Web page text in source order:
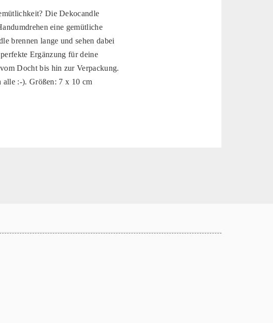
Die Dekocandle
eine gemütliche
brennen lange und sehen dabei
Ergänzung für deine
Docht bis hin zur Verpackung.
alle :-). Größen: 7 x 10 cm